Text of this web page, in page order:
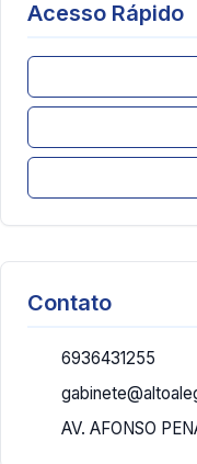
Acesso Rápido
Contato
6936431255
AV. AFONSO